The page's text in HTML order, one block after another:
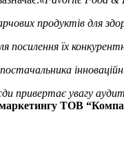
продуктів для
посилення їх
привертає увагу
маркетингу ТОВ